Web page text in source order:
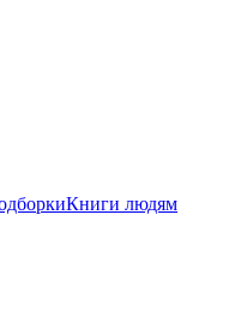
Книги людям